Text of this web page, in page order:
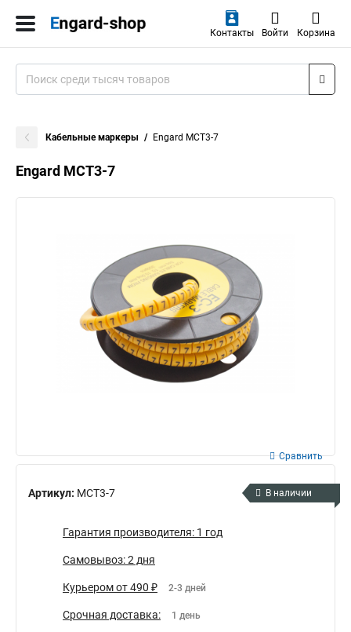
Контакты Войти Корзина
Кабельные маркеры Engard MCT3-7
Engard MCT3-7
Артикул: MCT3-7
Сравнить
В наличии
Гарантия производителя: 1 год
Самовывоз: 2 дня
Курьером от 490 ₽ 2-3 дней
Срочная доставка: 1 день